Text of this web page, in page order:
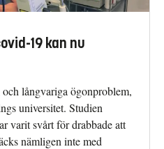
19 kan nu
långvariga ögonproblem,
universitet. Studien
varit svårt för drabbade att
nämligen inte med